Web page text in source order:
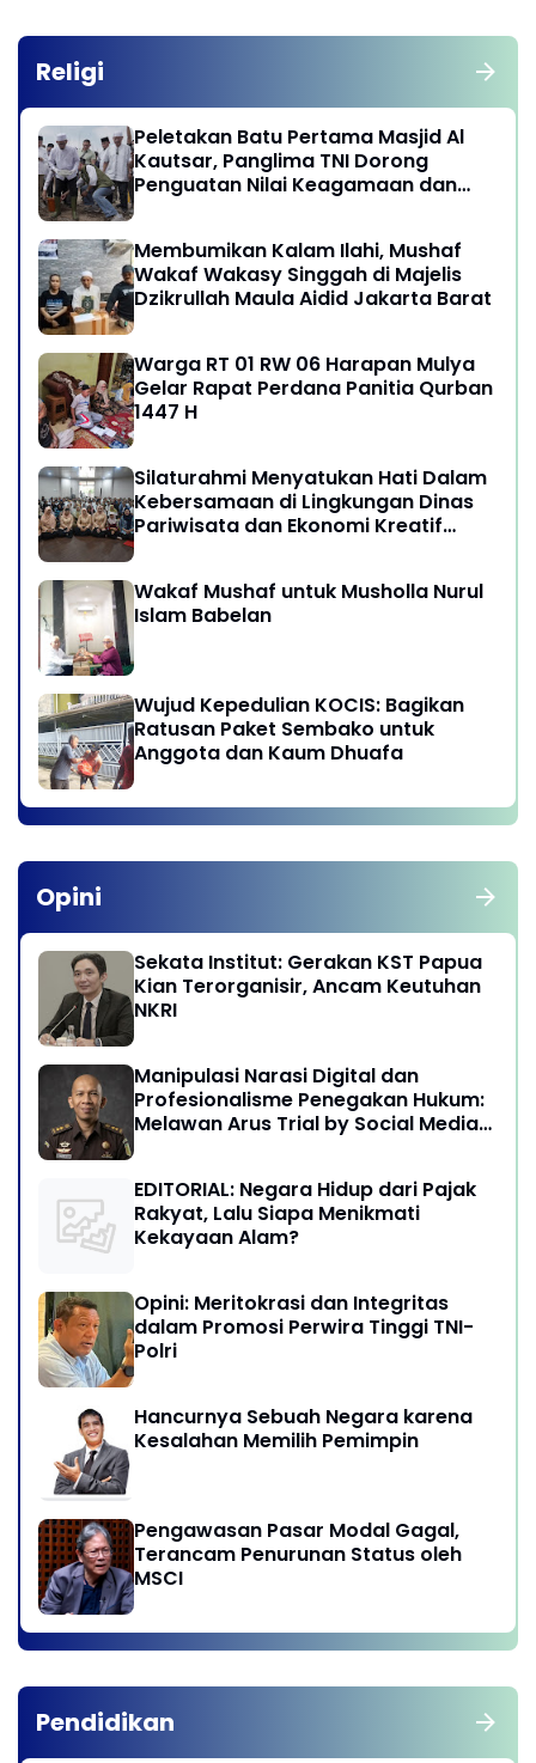
Religi
Peletakan Batu Pertama Masjid Al
Kautsar, Panglima TNI Dorong
Penguatan Nilai Keagamaan dan
Membumikan Kalam Ilahi, Mushaf
Wakaf Wakasy Singgah di Majelis
Dzikrullah Maula Aidid Jakarta Barat
Warga RT 01 RW 06 Harapan Mulya
Gelar Rapat Perdana Panitia Qurban
1447 H
Silaturahmi Menyatukan Hati Dalam
Kebersamaan di Lingkungan Dinas
Pariwisata dan Ekonomi Kreatif
Wakaf Mushaf untuk Musholla Nurul
Islam Babelan
Wujud Kepedulian KOCIS: Bagikan
Ratusan Paket Sembako untuk
Anggota dan Kaum Dhuafa
Opini
Sekata Institut: Gerakan KST Papua
Kian Terorganisir, Ancam Keutuhan
NKRI
Manipulasi Narasi Digital dan
Profesionalisme Penegakan Hukum:
Melawan Arus Trial by Social Media
EDITORIAL: Negara Hidup dari Pajak
Rakyat, Lalu Siapa Menikmati
Kekayaan Alam?
Opini: Meritokrasi dan Integritas
dalam Promosi Perwira Tinggi TNI-
Polri
Hancurnya Sebuah Negara karena
Kesalahan Memilih Pemimpin
Pengawasan Pasar Modal Gagal,
Terancam Penurunan Status oleh
MSCI
Pendidikan